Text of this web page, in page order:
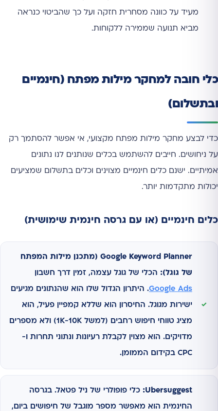
מעיד על כוונה מסחרית חזקה ועל כך שהביטוי כנראה
מביא תנועה שממירה ללקוחות.
כלי חובה למחקר מילות מפתח (חינמיים
ובתשלום)
כדי לבצע מחקר מילות מפתח מקצועי, אי אפשר להסתמך רק
על ניחושים. חייבים להשתמש בכלים שנותנים לנו נתונים
אמיתיים. ישנם כלים חינמיים מצוינים וכלים בתשלום שמציעים
יכולות מתקדמות יותר.
כלים חינמיים (או עם גרסה חינמית שימושית)
Google Keyword Planner (מתכנן מילות המפתח
של גוגל): הכלי של גוגל עצמה, זמין דרך חשבון
Google Ads. היתרון הגדול שלו הוא שהנתונים מגיעים
ישירות מגוגל. החיסרון הוא שללא קמפיין פעיל, הוא
מציג טווחי חיפוש רחבים (למשל 1K-10K) ולא מספרים
מדויקים. הוא מצוין לקבלת רעיונות ונתוני תחרות ו-
CPC בקידום הממומן.
Ubersuggest: כלי פופולרי של ניל פטאל. בגרסה
החינמית הוא מאפשר מספר מוגבל של חיפושים ביום,